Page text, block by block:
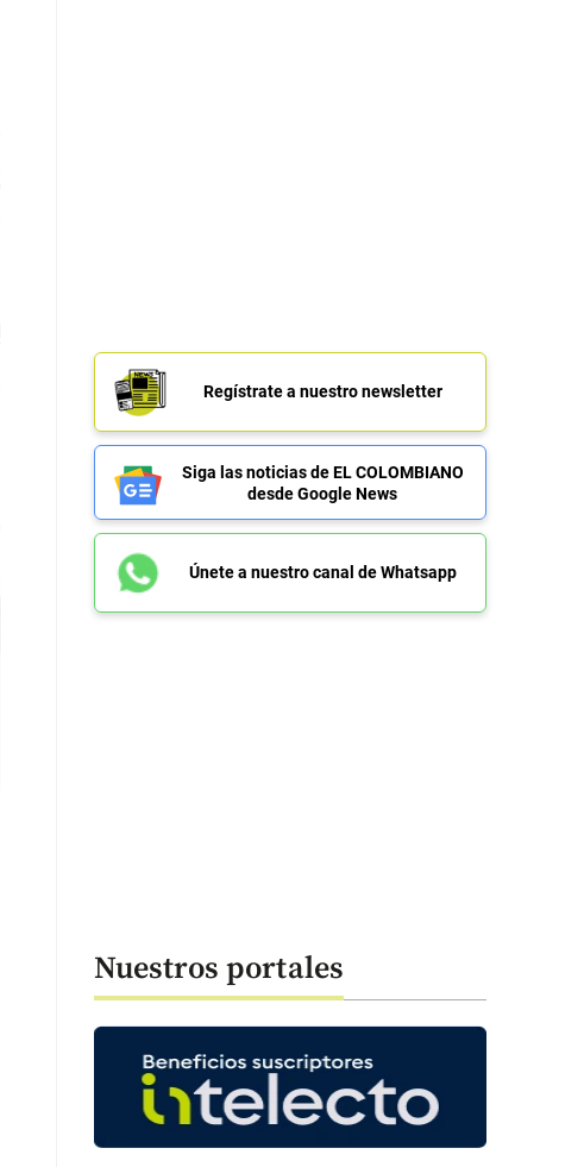
Regístrate a nuestro newsletter
Siga las noticias de EL COLOMBIANO
desde Google News
Únete a nuestro canal de Whatsapp
Nuestros portales